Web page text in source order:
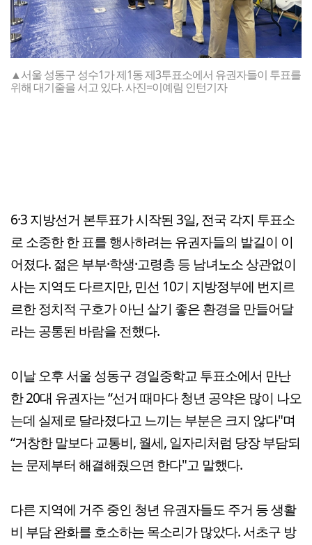
▲서울 성동구 성수1가 제1동 제3투표소에서 유권자들이 투표를
위해 대기줄을 서고 있다. 사진=이예림 인턴기자
6·3 지방선거 본투표가 시작된 3일, 전국 각지 투표소
로 소중한 한 표를 행사하려는 유권자들의 발길이 이
어졌다. 젊은 부부·학생·고령층 등 남녀노소 상관없이
사는 지역도 다르지만, 민선 10기 지방정부에 번지르
르한 정치적 구호가 아닌 살기 좋은 환경을 만들어달
라는 공통된 바람을 전했다.
이날 오후 서울 성동구 경일중학교 투표소에서 만난
한 20대 유권자는 “선거 때마다 청년 공약은 많이 나오
는데 실제로 달라졌다고 느끼는 부분은 크지 않다"며
“거창한 말보다 교통비, 월세, 일자리처럼 당장 부담되
는 문제부터 해결해줬으면 한다"고 말했다.
다른 지역에 거주 중인 청년 유권자들도 주거 등 생활
비 부담 완화를 호소하는 목소리가 많았다. 서초구 방